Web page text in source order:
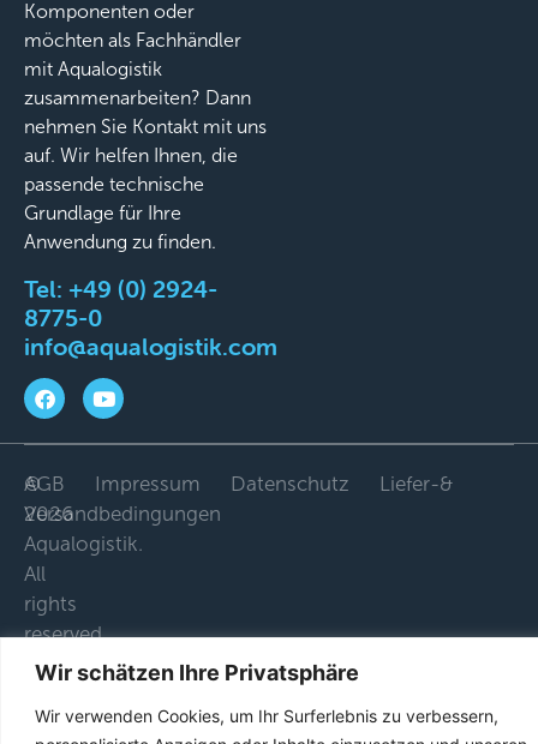
Wir schätzen Ihre Privatsphäre
Wir verwenden Cookies, um Ihr Surferlebnis zu verbessern,
Komponenten oder
möchten als Fachhändler
mit Aqualogistik
zusammenarbeiten? Dann
nehmen Sie Kontakt mit uns
auf. Wir helfen Ihnen, die
passende technische
Grundlage für Ihre
Anwendung zu finden.
Tel: +49 (0) 2924-
8775-0
info@aqualogistik.com
©
2026
Aqualogistik.
All
rights
reserved.
AGB Impressum Datenschutz
Liefer-&
Versandbedingungen